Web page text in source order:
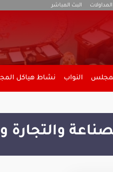
البث المباشر
النواب نشاط هياكل
والتجارة